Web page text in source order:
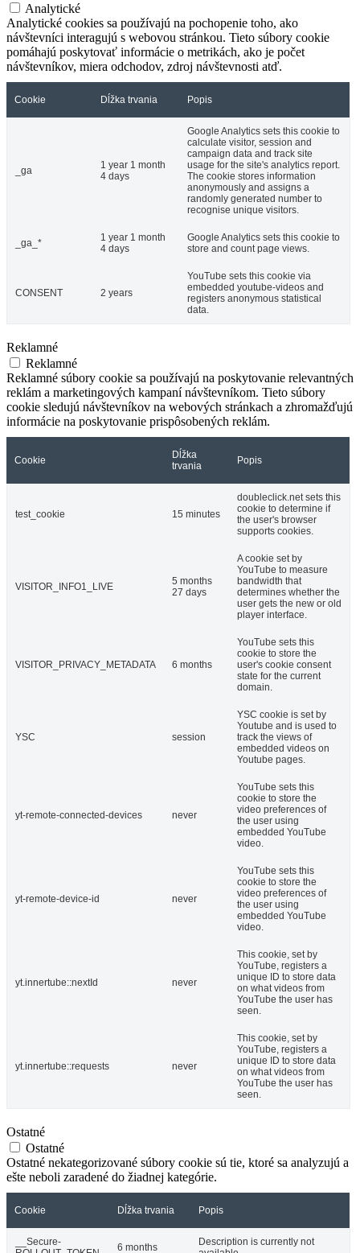
Analytické
Analytické cookies sa používajú na pochopenie toho, ako
návštevníci interagujú s webovou stránkou. Tieto súbory cookie
pomáhajú poskytovať informácie o metrikách, ako je počet
návštevníkov, miera odchodov, zdroj návštevnosti atď.
Cookie Dĺžka trvania Popis
_ga
1 year 1 month
4 days
Google Analytics sets this cookie to
calculate visitor, session and
campaign data and track site
usage for the site's analytics report.
The cookie stores information
anonymously and assigns a
randomly generated number to
recognise unique visitors.
_ga_*
1 year 1 month
4 days
Google Analytics sets this cookie to
store and count page views.
CONSENT 2 years
YouTube sets this cookie via
embedded youtube-videos and
registers anonymous statistical
data.
Reklamné
Reklamné
Reklamné súbory cookie sa používajú na poskytovanie relevantných
reklám a marketingových kampaní návštevníkom. Tieto súbory
cookie sledujú návštevníkov na webových stránkach a zhromažďujú
informácie na poskytovanie prispôsobených reklám.
Cookie
Dĺžka
trvania
Popis
test_cookie 15 minutes
doubleclick.net sets this
cookie to determine if
the user's browser
supports cookies.
VISITOR_INFO1_LIVE
5 months
27 days
A cookie set by
YouTube to measure
bandwidth that
determines whether the
user gets the new or old
player interface.
VISITOR_PRIVACY_METADATA 6 months
YouTube sets this
cookie to store the
user's cookie consent
state for the current
domain.
YSC session
YSC cookie is set by
Youtube and is used to
track the views of
embedded videos on
Youtube pages.
yt-remote-connected-devices never
YouTube sets this
cookie to store the
video preferences of
the user using
embedded YouTube
video.
yt-remote-device-id never
YouTube sets this
cookie to store the
video preferences of
the user using
embedded YouTube
video.
yt.innertube::nextId never
This cookie, set by
YouTube, registers a
unique ID to store data
on what videos from
YouTube the user has
seen.
yt.innertube::requests never
This cookie, set by
YouTube, registers a
unique ID to store data
on what videos from
YouTube the user has
seen.
Ostatné
Ostatné
Ostatné nekategorizované súbory cookie sú tie, ktoré sa analyzujú a
ešte neboli zaradené do žiadnej kategórie.
Cookie Dĺžka trvania Popis
__Secure-
6 months
Description is currently not